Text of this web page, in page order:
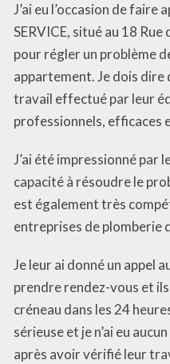
J’ai eu l’occasion de faire
SERVICE, situé au 18
pour régler un problème
appartement. Je dois
travail effectué par leur
professionnels, efficaces
J’ai été impressionné par
capacité à résoudre le
est également très
entreprises de plomberie
Je leur ai donné un appel
prendre rendez-vous et
créneau dans les 24
sérieuse et je n’ai eu
après avoir vérifié leur